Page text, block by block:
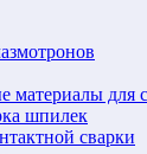
материалы для
шпилек
сварки